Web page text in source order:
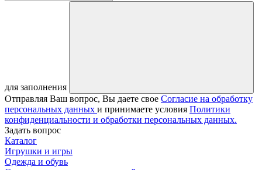
для заполнения
Отправляя Ваш вопрос, Вы даете свое Согласие на обработку
персональных данных и принимаете условия Политики
конфиденциальности и обработки персональных данных.
Задать вопрос
Каталог
Игрушки и игры
Одежда и обувь